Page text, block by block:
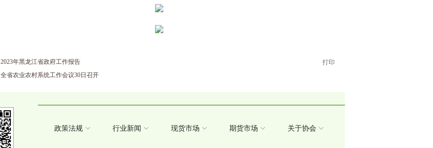
2023年黑龙江省政府工作报告
全省农业农村系统工作会议30日召开
打印
政策法规 行业新闻 现货市场 期货市场 关于协会